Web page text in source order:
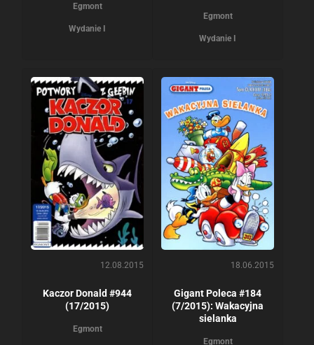
Egmont
Wydanie I
Egmont
Wydanie I
12.08.2015
Kaczor Donald #944
(17/2015)
Egmont
18.06.2015
Gigant Poleca #184
(7/2015): Wakacyjna
sielanka
Egmont